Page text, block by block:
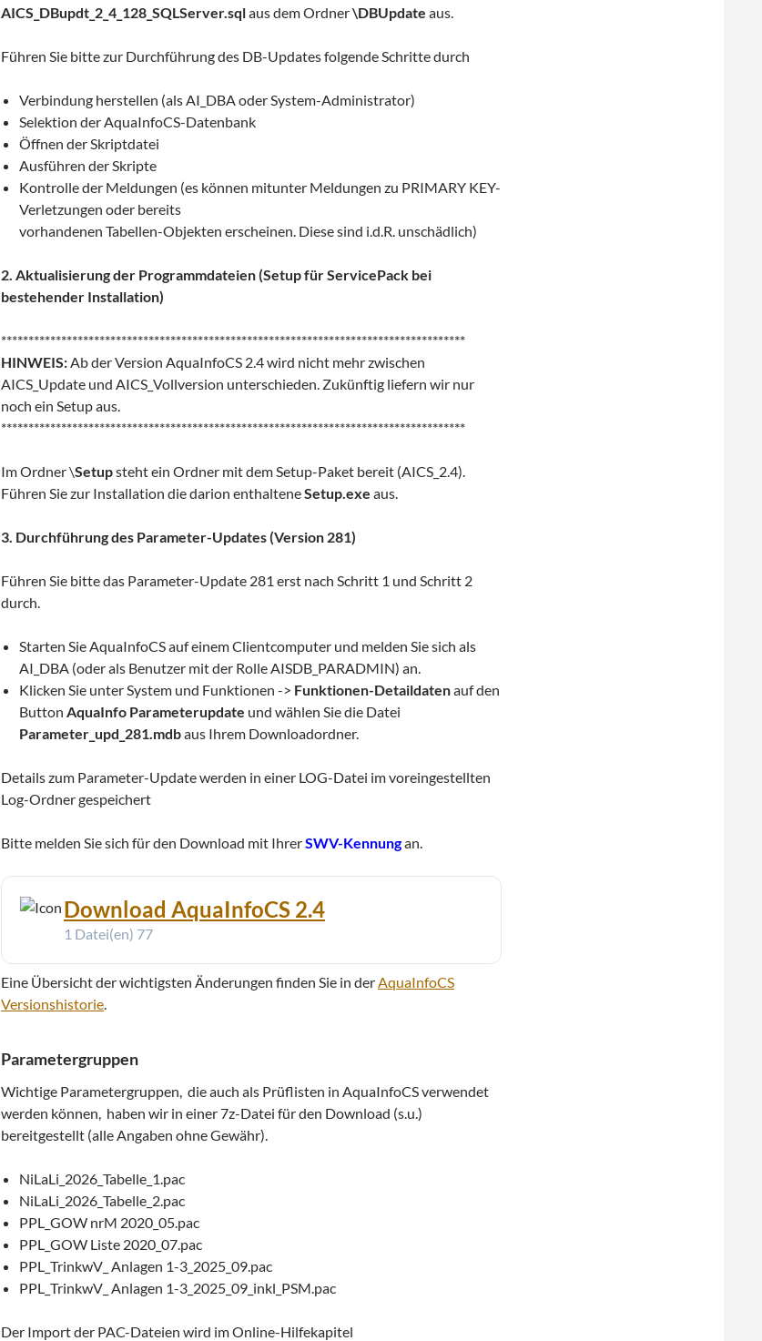
AICS_DBupdt_2_4_128_SQLServer.sqlaus dem Ordner\DBUpdate aus.
Führen Sie bitte zur Durchführung des DB-Updates folgende Schritte durch
Verbindung herstellen (als AI_DBA oder System-Administrator)
Selektion der AquaInfoCS-Datenbank
Öffnen der Skriptdatei
Ausführen der Skripte
Kontrolle der Meldungen (es können mitunter Meldungen zu PRIMARY KEY-
Verletzungen oder bereits
vorhandenen Tabellen-Objekten erscheinen. Diese sind i.d.R. unschädlich)
2. Aktualisierung der Programmdateien (Setup für ServicePack bei
bestehender Installation)
*************************************************************************************
HINWEIS:Ab der Version AquaInfoCS 2.4 wird nicht mehr zwischen
AICS_Update und AICS_Vollversion unterschieden. Zukünftig liefern wir nur
noch ein Setup aus.
*************************************************************************************
Im Ordner \Setupsteht ein Ordner mit dem Setup-Paket bereit (AICS_2.4).
Führen Sie zur Installation die darion enthalteneSetup.exe aus.
3. Durchführung des Parameter-Updates (Version 281)
Führen Sie bitte das Parameter-Update 281 erst nach Schritt 1 und Schritt 2
durch.
Starten Sie AquaInfoCS auf einem Clientcomputer und melden Sie sich als
AI_DBA (oder als Benutzer mit der Rolle AISDB_PARADMIN) an.
Klicken Sie unter System und Funktionen -> Funktionen-Detaildatenauf den
Button AquaInfo Parameterupdate und wählen Sie die Datei
Parameter_upd_281.mdbaus Ihrem Downloadordner.
Details zum Parameter-Update werden in einer LOG-Datei im voreingestellten
Log-Ordner gespeichert
Bitte melden Sie sich für den Download mit IhrerSWV-Kennungan.
Download AquaInfoCS 2.4
1 Datei(en) 77
Eine Übersicht der wichtigsten Änderungen finden Sie in derAquaInfoCS
Versionshistorie.
Parametergruppen
Wichtige Parametergruppen, die auch als Prüflisten in AquaInfoCS verwendet
werden können, haben wir in einer 7z-Datei für den Download (s.u.)
bereitgestellt (alle Angaben ohne Gewähr).
NiLaLi_2026_Tabelle_1.pac
NiLaLi_2026_Tabelle_2.pac
PPL_GOW nrM 2020_05.pac
PPL_GOW Liste 2020_07.pac
PPL_TrinkwV_ Anlagen 1-3_2025_09.pac
PPL_TrinkwV_ Anlagen 1-3_2025_09_inkl_PSM.pac
Der Import der PAC-Dateien wird im Online-Hilfekapitel